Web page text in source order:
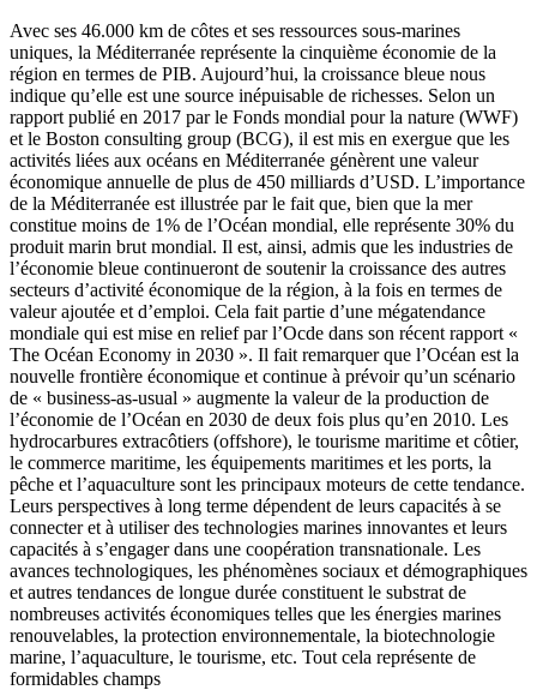
Avec ses 46.000 km de côtes et ses ressources sous-marines
uniques, la Méditerranée représente la cinquième économie de la
région en termes de PIB. Aujourd’hui, la croissance bleue nous
indique qu’elle est une source inépuisable de richesses. Selon un
rapport publié en 2017 par le Fonds mondial pour la nature (WWF)
et le Boston consulting group (BCG), il est mis en exergue que les
activités liées aux océans en Méditerranée génèrent une valeur
économique annuelle de plus de 450 milliards d’USD. L’importance
de la Méditerranée est illustrée par le fait que, bien que la mer
constitue moins de 1% de l’Océan mondial, elle représente 30% du
produit marin brut mondial. Il est, ainsi, admis que les industries de
l’économie bleue continueront de soutenir la croissance des autres
secteurs d’activité économique de la région, à la fois en termes de
valeur ajoutée et d’emploi. Cela fait partie d’une mégatendance
mondiale qui est mise en relief par l’Ocde dans son récent rapport «
The Océan Economy in 2030 ». Il fait remarquer que l’Océan est la
nouvelle frontière économique et continue à prévoir qu’un scénario
de « business-as-usual » augmente la valeur de la production de
l’économie de l’Océan en 2030 de deux fois plus qu’en 2010. Les
hydrocarbures extracôtiers (offshore), le tourisme maritime et côtier,
le commerce maritime, les équipements maritimes et les ports, la
pêche et l’aquaculture sont les principaux moteurs de cette tendance.
Leurs perspectives à long terme dépendent de leurs capacités à se
connecter et à utiliser des technologies marines innovantes et leurs
capacités à s’engager dans une coopération transnationale. Les
avances technologiques, les phénomènes sociaux et démographiques
et autres tendances de longue durée constituent le substrat de
nombreuses activités économiques telles que les énergies marines
renouvelables, la protection environnementale, la biotechnologie
marine, l’aquaculture, le tourisme, etc. Tout cela représente de
formidables champs